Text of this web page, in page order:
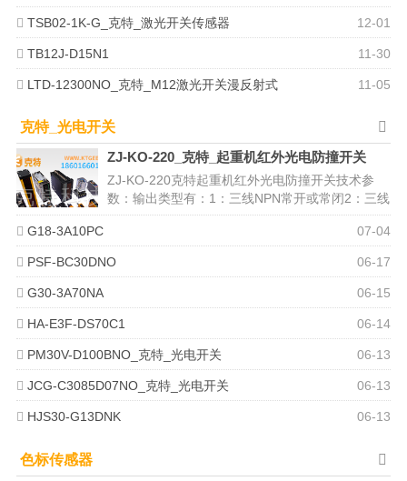
12-01
TSB02-1K-G_克特_激光开关传感器
11-30
TB12J-D15N1
11-05
LTD-12300NO_克特_M12激光开关漫反射式
克特_光电开关
ZJ-KO-220_克特_起重机红外光电防撞开关
ZJ-KO-220克特起重机红外光电防撞开关技术参
数：输出类型有：1：三线NPN常开或常闭2：三线
PNP常开或常闭3：四...
07-04
G18-3A10PC
06-17
PSF-BC30DNO
06-15
G30-3A70NA
06-14
HA-E3F-DS70C1
06-13
PM30V-D100BNO_克特_光电开关
06-13
JCG-C3085D07NO_克特_光电开关
06-13
HJS30-G13DNK
色标传感器